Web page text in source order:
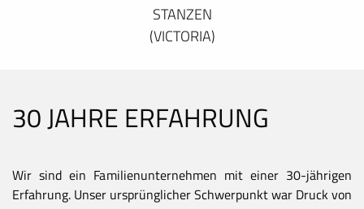
STANZEN
(VICTORIA)
30 JAHRE ERFAHRUNG
Wir sind ein Familienunternehmen mit einer 30-jährigen
Erfahrung. Unser ursprünglicher Schwerpunkt war Druck von